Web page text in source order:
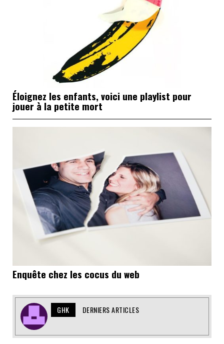
Éloignez les enfants, voici une playlist pour
jouer à la petite mort
Enquête chez les cocus du web
GHK DERNIERS ARTICLES